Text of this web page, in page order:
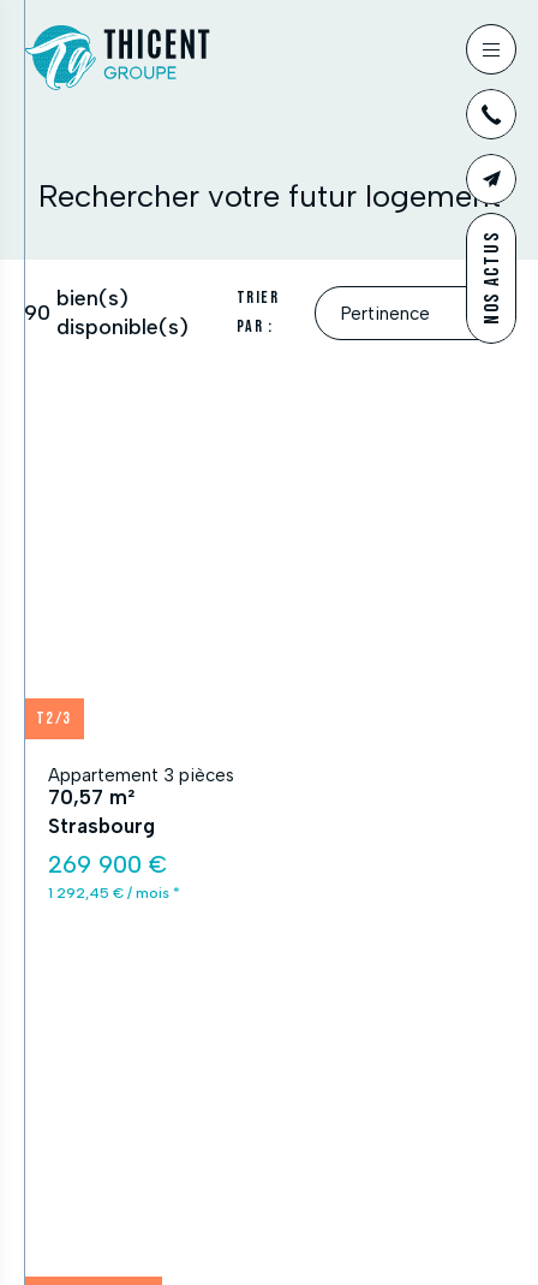
NOS ACTUS
Rechercher votre futur logement
90
bien(s)
disponible(s)
Trier
par :
T2/3
Appartement 3 pièces
70,57 m²
Strasbourg
269 900 €
1 292,45 € / mois *